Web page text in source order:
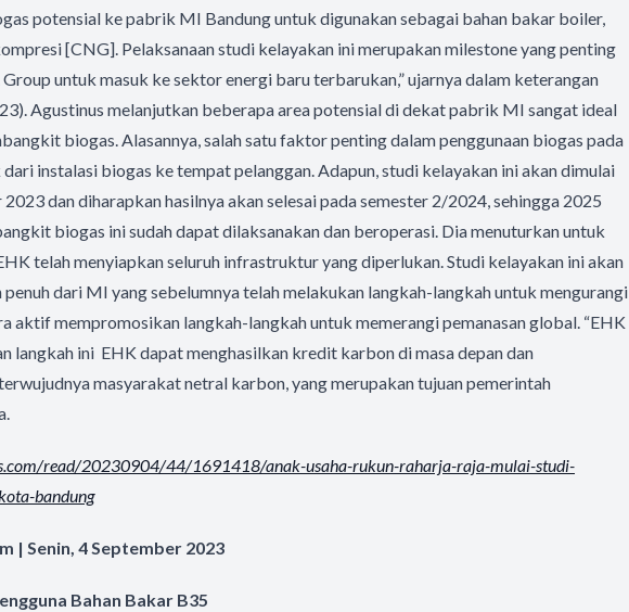
potensial ke pabrik MI Bandung untuk digunakan sebagai bahan bakar boiler,
[CNG]. Pelaksanaan studi kelayakan ini merupakan milestone yang penting
untuk masuk ke sektor energi baru terbarukan,” ujarnya dalam keterangan
Agustinus melanjutkan beberapa area potensial di dekat pabrik MI sangat ideal
biogas. Alasannya, salah satu faktor penting dalam penggunaan biogas pada
instalasi biogas ke tempat pelanggan. Adapun, studi kelayakan ini akan dimulai
dan diharapkan hasilnya akan selesai pada semester 2/2024, sehingga 2025
biogas ini sudah dapat dilaksanakan dan beroperasi. Dia menuturkan untuk
telah menyiapkan seluruh infrastruktur yang diperlukan. Studi kelayakan ini akan
dari MI yang sebelumnya telah melakukan langkah-langkah untuk mengurangi
aktif mempromosikan langkah-langkah untuk memerangi pemanasan global. “EHK
langkah ini EHK dapat menghasilkan kredit karbon di masa depan dan
masyarakat netral karbon, yang merupakan tujuan pemerintah
read/20230904/44/1691418/anak-usaha-rukun-raharja-raja-mulai-studi-
bandung
| Senin, 4 September 2023
Bahan Bakar B35